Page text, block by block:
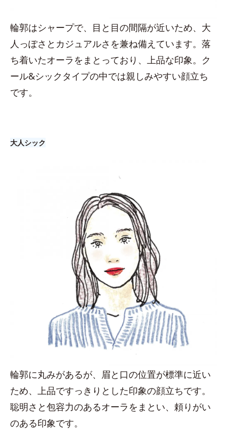
輪郭はシャープで、目と目の間隔が近いため、大
人っぽさとカジュアルさを兼ね備えています。落
ち着いたオーラをまとっており、上品な印象。ク
ール&シックタイプの中では親しみやすい顔立ち
です。
大人シック
輪郭に丸みがあるが、眉と口の位置が標準に近い
ため、上品ですっきりとした印象の顔立ちです。
聡明さと包容力のあるオーラをまとい、頼りがい
のある印象です。